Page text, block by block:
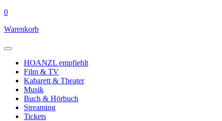
0
Warenkorb
HOANZL empfiehlt
Film & TV
Kabarett & Theater
Musik
Buch & Hörbuch
Streaming
Tickets